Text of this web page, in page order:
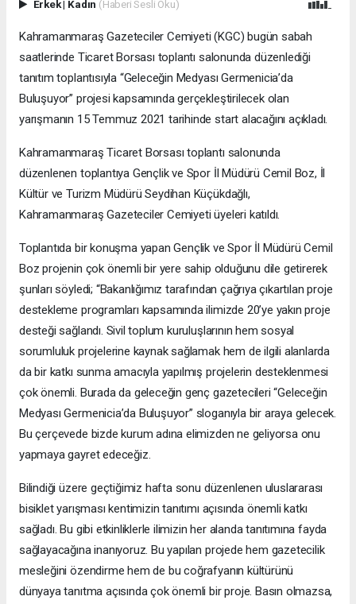
Erkek| Kadın (Haberi Sesli Oku)
Kahramanmaraş Gazeteciler Cemiyeti (KGC) bugün sabah
saatlerinde Ticaret Borsası toplantı salonunda düzenlediği
tanıtım toplantısıyla “Geleceğin Medyası Germenicia’da
Buluşuyor” projesi kapsamında gerçekleştirilecek olan
yarışmanın 15 Temmuz 2021 tarihinde start alacağını açıkladı.
Kahramanmaraş Ticaret Borsası toplantı salonunda
düzenlenen toplantıya Gençlik ve Spor İl Müdürü Cemil Boz, İl
Kültür ve Turizm Müdürü Seydihan Küçükdağlı,
Kahramanmaraş Gazeteciler Cemiyeti üyeleri katıldı.
Toplantıda bir konuşma yapan Gençlik ve Spor İl Müdürü Cemil
Boz projenin çok önemli bir yere sahip olduğunu dile getirerek
şunları söyledi; “Bakanlığımız tarafından çağrıya çıkartılan proje
destekleme programları kapsamında ilimizde 20’ye yakın proje
desteği sağlandı. Sivil toplum kuruluşlarının hem sosyal
sorumluluk projelerine kaynak sağlamak hem de ilgili alanlarda
da bir katkı sunma amacıyla yapılmış projelerin desteklenmesi
çok önemli. Burada da geleceğin genç gazetecileri “Geleceğin
Medyası Germenicia’da Buluşuyor” sloganıyla bir araya gelecek.
Bu çerçevede bizde kurum adına elimizden ne geliyorsa onu
yapmaya gayret edeceğiz.
Bilindiği üzere geçtiğimiz hafta sonu düzenlenen uluslararası
bisiklet yarışması kentimizin tanıtımı açısında önemli katkı
sağladı. Bu gibi etkinliklerle ilimizin her alanda tanıtımına fayda
sağlayacağına inanıyoruz. Bu yapılan projede hem gazetecilik
mesleğini özendirme hem de bu coğrafyanın kültürünü
dünyaya tanıtma açısında çok önemli bir proje. Basın olmazsa,